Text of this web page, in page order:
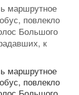
маршрутное
повлекло
Большого
к
маршрутное
повлекло